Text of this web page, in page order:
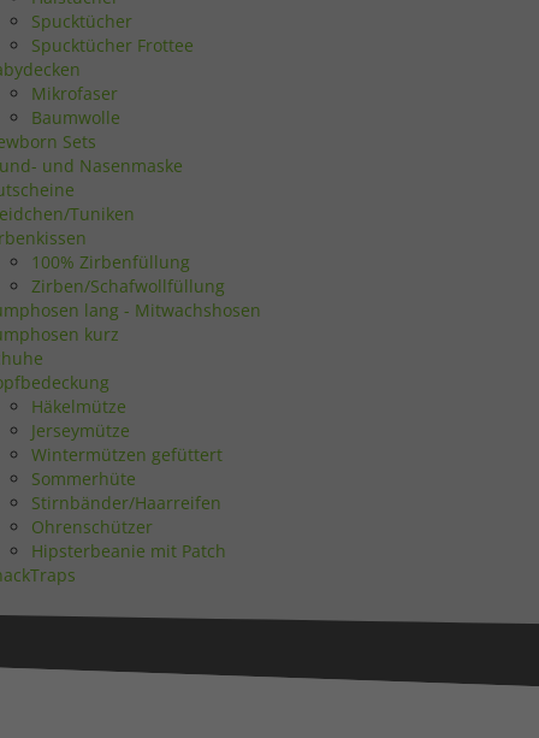
Spucktücher
Spucktücher Frottee
Mikrofaser
Baumwolle
Sets
und Nasenmaske
Tuniken
100% Zirbenfüllung
Zirben/Schafwollfüllung
lang - Mitwachshosen
kurz
Häkelmütze
Jerseymütze
Wintermützen gefüttert
Sommerhüte
Stirnbänder/Haarreifen
Ohrenschützer
Hipsterbeanie mit Patch
Zurück
Statistiken
Marketing
Externe Medien